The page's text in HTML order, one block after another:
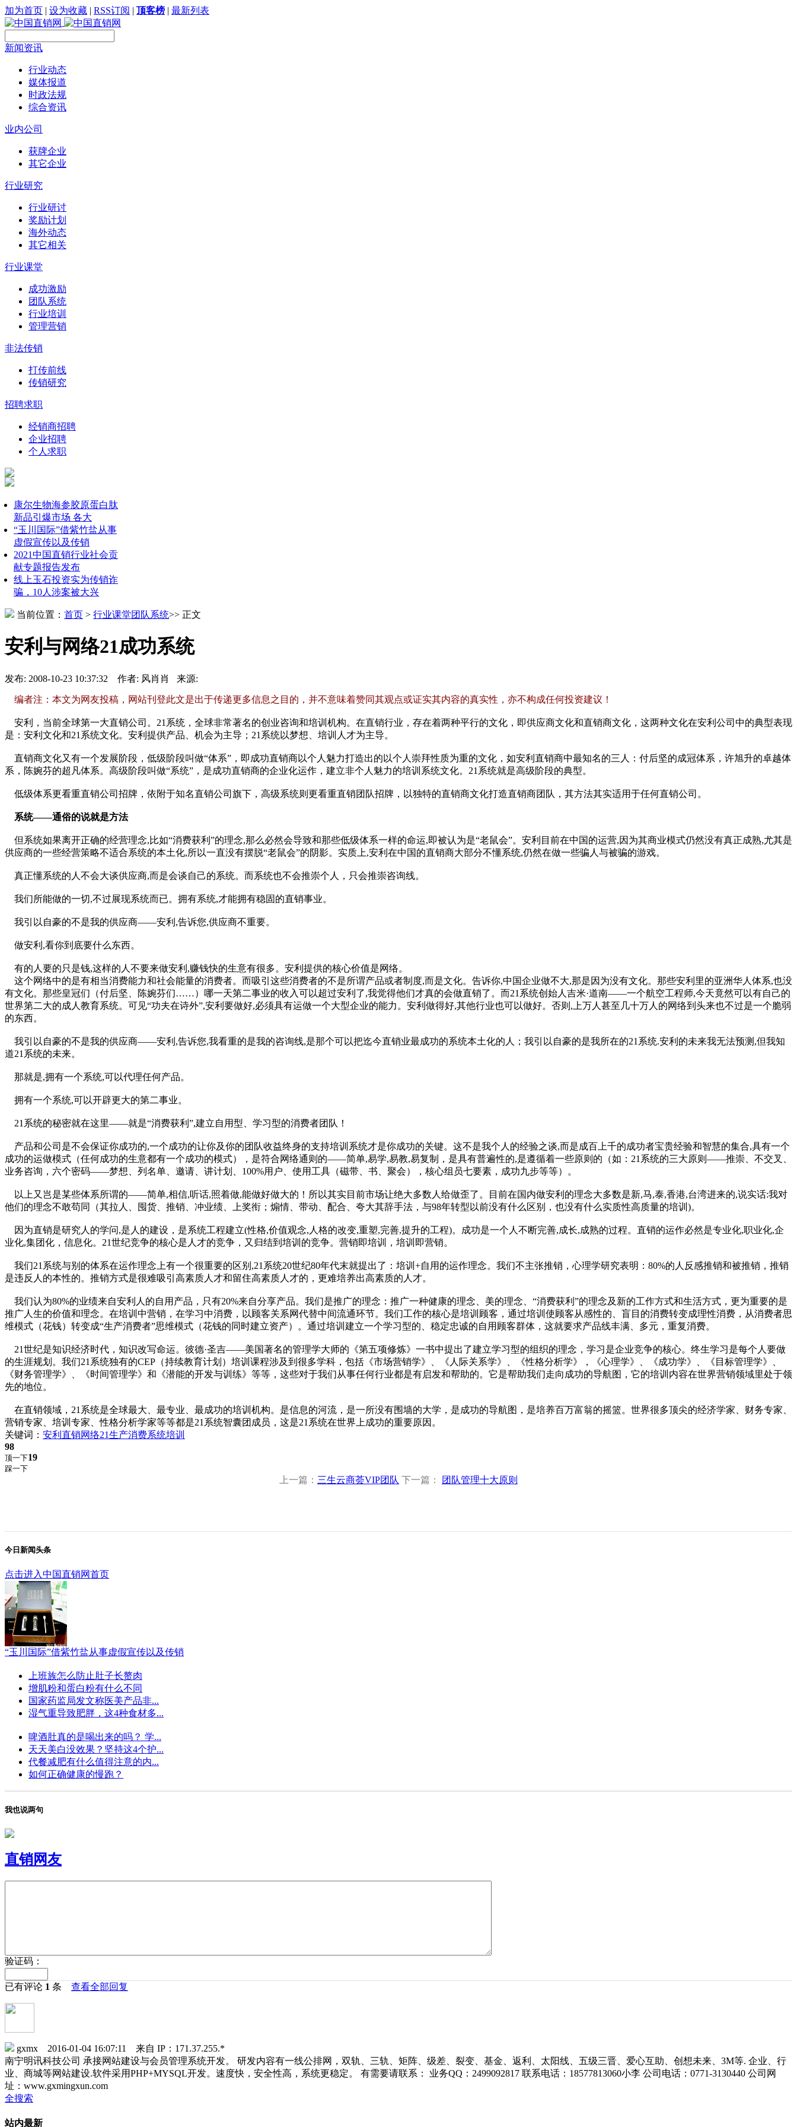
加为首页 | 设为收藏 | RSS订阅 | 顶客榜 | 最新列表
新闻资讯
行业动态
媒体报道
时政法规
综合资讯
业内公司
获牌企业
其它企业
行业研究
行业研讨
奖励计划
海外动态
其它相关
行业课堂
成功激励
团队系统
行业培训
管理营销
非法传销
打传前线
传销研究
招聘求职
经销商招聘
企业招聘
个人求职
康尔生物海参胶原蛋白肽
新品引爆市场 各大
“玉川国际”借紫竹盐从事
虚假宣传以及传销
2021中国直销行业社会贡
献专题报告发布
线上玉石投资实为传销诈
骗，10人涉案被大兴
当前位置： 首页 > 行业课堂团队系统>> 正文
安利与网络21成功系统
发布: 2008-10-23 10:37:32 作者: 风肖肖 来源:
编者注：本文为网友投稿，网站刊登此文是出于传递更多信息之目的，并不意味着赞同其观点或证实其内容的真实性，亦不构成任何投资建议！
安利，当前全球第一大直销公司。21系统，全球非常著名的创业咨询和培训机构。在直销行业，存在着两种平行的文化，即供应商文化和直销商文化，这两种文化在安利公司中的典型表现
是：安利文化和21系统文化。安利提供产品、机会为主导；21系统以梦想、培训人才为主导。
直销商文化又有一个发展阶段，低级阶段叫做“体系”，即成功直销商以个人魅力打造出的以个人崇拜性质为重的文化，如安利直销商中最知名的三人：付后坚的成冠体系，许旭升的卓越体
系，陈婉芬的超凡体系。高级阶段叫做“系统”，是成功直销商的企业化运作，建立非个人魅力的培训系统文化。21系统就是高级阶段的典型。
低级体系更看重直销公司招牌，依附于知名直销公司旗下，高级系统则更看重直销团队招牌，以独特的直销商文化打造直销商团队，其方法其实适用于任何直销公司。
系统——通俗的说就是方法
但系统如果离开正确的经营理念,比如“消费获利”的理念,那么必然会导致和那些低级体系一样的命运,即被认为是“老鼠会”。安利目前在中国的运营,因为其商业模式仍然没有真正成熟,尤其是
供应商的一些经营策略不适合系统的本土化,所以一直没有摆脱“老鼠会”的阴影。实质上,安利在中国的直销商大部分不懂系统,仍然在做一些骗人与被骗的游戏。
真正懂系统的人不会大谈供应商,而是会谈自己的系统。而系统也不会推崇个人，只会推崇咨询线。
我们所能做的一切,不过展现系统而已。拥有系统,才能拥有稳固的直销事业。
我引以自豪的不是我的供应商——安利,告诉您,供应商不重要。
做安利,看你到底要什么东西。
有的人要的只是钱,这样的人不要来做安利,赚钱快的生意有很多。安利提供的核心价值是网络。
这个网络中的是有相当消费能力和社会能量的消费者。而吸引这些消费者的不是所谓产品或者制度,而是文化。告诉你,中国企业做不大,那是因为没有文化。那些安利里的亚洲华人体系,也没
有文化。那些皇冠们（付后坚、陈婉芬们……）哪一天第二事业的收入可以超过安利了,我觉得他们才真的会做直销了。而21系统创始人吉米·道南——一个航空工程师,今天竟然可以有自己的
世界第二大的成人教育系统。可见“功夫在诗外”,安利要做好,必须具有运做一个大型企业的能力。安利做得好,其他行业也可以做好。否则,上万人甚至几十万人的网络到头来也不过是一个脆弱
的东西。
我引以自豪的不是我的供应商——安利,告诉您,我看重的是我的咨询线,是那个可以把迄今直销业最成功的系统本土化的人；我引以自豪的是我所在的21系统.安利的未来我无法预测,但我知
道21系统的未来。
那就是,拥有一个系统,可以代理任何产品。
拥有一个系统,可以开辟更大的第二事业。
21系统的秘密就在这里——就是“消费获利”,建立自用型、学习型的消费者团队！
产品和公司是不会保证你成功的,一个成功的让你及你的团队收益终身的支持培训系统才是你成功的关键。这不是我个人的经验之谈,而是成百上千的成功者宝贵经验和智慧的集合,具有一个
成功的运做模式（任何成功的生意都有一个成功的模式），是符合网络通则的——简单,易学,易教,易复制，是具有普遍性的,是遵循着一些原则的（如：21系统的三大原则——推崇、不交叉、
业务咨询，六个密码——梦想、列名单、邀请、讲计划、100%用户、使用工具（磁带、书、聚会），核心组员七要素，成功九步等等）。
以上又岂是某些体系所谓的——简单,相信,听话,照着做,能做好做大的！所以其实目前市场让绝大多数人给做歪了。目前在国内做安利的理念大多数是新,马,泰,香港,台湾进来的,说实话:我对
他们的理念不敢苟同（其拉人、囤货、推销、冲业绩、上奖衔；煽情、带动、配合、夸大其辞手法，与98年转型以前没有什么区别，也没有什么实质性高质量的培训)。
因为直销是研究人的学问,是人的建设，是系统工程建立(性格,价值观念,人格的改变,重塑,完善,提升的工程)。成功是一个人不断完善,成长,成熟的过程。直销的运作必然是专业化,职业化,企
业化,集团化，信息化。21世纪竞争的核心是人才的竞争，又归结到培训的竞争。营销即培训，培训即营销。
我们21系统与别的体系在运作理念上有一个很重要的区别,21系统20世纪80年代末就提出了：培训+自用的运作理念。我们不主张推销，心理学研究表明：80%的人反感推销和被推销，推销
是违反人的本性的。推销方式是很难吸引高素质人才和留住高素质人才的，更难培养出高素质的人才。
我们认为80%的业绩来自安利人的自用产品，只有20%来自分享产品。我们是推广的理念：推广一种健康的理念、美的理念、“消费获利”的理念及新的工作方式和生活方式，更为重要的是
推广人生的价值和理念。在培训中营销，在学习中消费，以顾客关系网代替中间流通环节。我们工作的核心是培训顾客，通过培训使顾客从感性的、盲目的消费转变成理性消费，从消费者思
维模式（花钱）转变成“生产消费者”思维模式（花钱的同时建立资产）。通过培训建立一个学习型的、稳定忠诚的自用顾客群体，这就要求产品线丰满、多元，重复消费。
21世纪是知识经济时代，知识改写命运。彼德·圣吉——美国著名的管理学大师的《第五项修炼》一书中提出了建立学习型的组织的理念，学习是企业竞争的核心。终生学习是每个人要做
的生涯规划。我们21系统独有的CEP（持续教育计划）培训课程涉及到很多学科，包括《市场营销学》、《人际关系学》、《性格分析学》，《心理学》、《成功学》、《目标管理学》、
《财务管理学》、《时间管理学》和《潜能的开发与训练》等等，这些对于我们从事任何行业都是有启发和帮助的。它是帮助我们走向成功的导航图，它的培训内容在世界营销领域里处于领
先的地位。
在直销领域，21系统是全球最大、最专业、最成功的培训机构。是信息的河流，是一所没有围墙的大学，是成功的导航图，是培养百万富翁的摇篮。世界很多顶尖的经济学家、财务专家、
营销专家、培训专家、性格分析学家等等都是21系统智囊团成员，这是21系统在世界上成功的重要原因。
关键词： 安利 直销网络21生产消费系统培训
98
顶一下19
踩一下
上一篇： 三生云商荟VIP团队 下一篇： 团队管理十大原则
今日新闻头条
点击进入中国直销网首页
“玉川国际”借紫竹盐从事虚假宣传以及传销
上班族怎么防止肚子长赘肉
增肌粉和蛋白粉有什么不同
国家药监局发文称医美产品非...
湿气重导致肥胖，这4种食材多...
啤酒肚真的是喝出来的吗？ 学...
天天美白没效果？坚持这4个护...
代餐减肥有什么值得注意的内...
如何正确健康的慢跑？
我也说两句
直销网友
验证码：
已有评论 1 条 查看全部回复
gxmx 2016-01-04 16:07:11 来自 IP：171.37.255.*
南宁明讯科技公司 承接网站建设与会员管理系统开发。 研发内容有一线公排网，双轨、三轨、矩阵、级差、裂变、基金、返利、太阳线、五级三晋、爱心互助、创想未来、3M等. 企业、行
业、商城等网站建设.软件采用PHP+MYSQL开发。速度快，安全性高，系统更稳定。 有需要请联系： 业务QQ：2499092817 联系电话：18577813060小李 公司电话：0771-3130440 公司网
址：www.gxmingxun.com
全搜索
站内最新